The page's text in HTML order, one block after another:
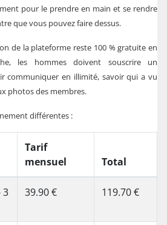
pour le prendre en main et se rendre
que vous pouvez faire dessus.
de la plateforme reste 100 % gratuite en
les hommes doivent souscrire un
communiquer en illimité, savoir qui a vu
photos des membres.
différentes :
Tarif
mensuel
Total
3
39.90 € 119.70 €